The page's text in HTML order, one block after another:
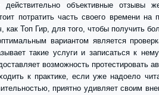
действительно объективные отзывы
потратить часть своего времени
как Топ Гир, для того, чтобы получить
вариантом является
такие услуги и записаться к
возможность протестировать
к практике, если уже надоело
приятно удивляет своим